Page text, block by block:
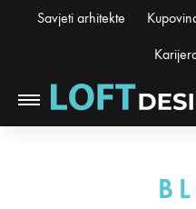
Savjeti arhitekte